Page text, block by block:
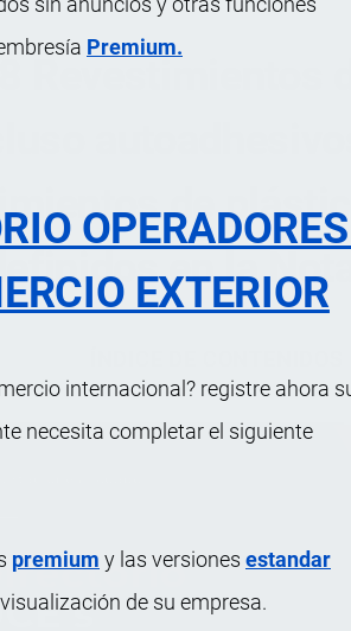
Premium.
EXTERIOR
internacional? registre ahora
necesita completar el siguiente
premium y las versiones estandar
de su empresa.
Revestimientos
de
en la